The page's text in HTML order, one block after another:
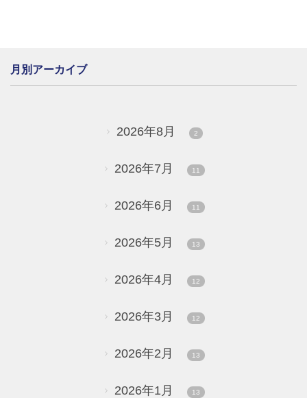
月別アーカイブ
2026年8月 2
2026年7月 11
2026年6月 11
2026年5月 13
2026年4月 12
2026年3月 12
2026年2月 13
2026年1月 13